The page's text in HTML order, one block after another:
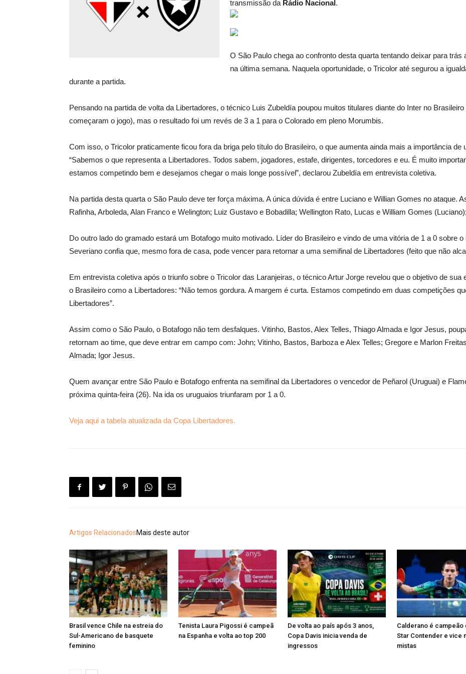
transmissão da Rádio Nacional.
O São Paulo chega ao confronto desta quarta tentando deixar para
na última semana. Naquela oportunidade, o Tricolor até segurou a
durante a partida.
Pensando na partida de volta da Libertadores, o técnico Luis Zubeldía poupou muitos titulares diante do Inter no
começaram o jogo), mas o resultado foi um revés de 3 a 1 para o Colorado em pleno Morumbis.
Com isso, o Tricolor praticamente ficou fora da briga pelo título do Brasileiro, o que aumenta ainda mais a importância
“Sabemos o que representa a Libertadores. Todos sabem, jogadores, estafe, dirigentes, torcedores e eu. É muito
estamos competindo bem e desejamos chegar o mais longe possível”, declarou Zubeldía em entrevista coletiva.
Na partida desta quarta o São Paulo deve ter força máxima. A única dúvida é entre Luciano e Willian Gomes no ataque.
Rafinha, Arboleda, Alan Franco e Welington; Luiz Gustavo e Bobadilla; Wellington Rato, Lucas e William Gomes
Do outro lado do gramado estará um Botafogo muito motivado. Líder do Brasileiro e vindo de uma vitória de 1 a 0 sobre
Severiano confia que, mesmo fora de casa, pode vencer para retornar a uma semifinal de Libertadores (feito que não
Em entrevista coletiva após o triunfo sobre o Tricolor das Laranjeiras, o técnico Artur Jorge revelou que o objetivo de
o Brasileiro como a Libertadores: “Não temos gordura. A margem é curta. Estamos competindo em duas competições
Libertadores”.
Assim como o São Paulo, o Botafogo não tem desfalques. Vitinho, Bastos, Alex Telles, Thiago Almada e Igor Jesus,
retornam ao time, que deve entrar em campo com: John; Vitinho, Bastos, Barboza e Alex Telles; Gregore e Marlon
Almada; Igor Jesus.
Quem avançar entre São Paulo e Botafogo enfrenta na semifinal da Libertadores o vencedor de Peñarol (Uruguai) e
próxima quinta-feira (26). Na ida os uruguaios triunfaram por 1 a 0.
Veja aqui a tabela atualizada da Copa Libertadores.
Artigos RelacionadosMais deste autor
Brasil vence Chile na estreia do
Sul-Americano de basquete
feminino
Tenista Laura Pigossi é campeã
na Espanha e volta ao top 200
De volta ao país após 3 anos,
Copa Davis inicia venda de
ingressos
Calderano é campeão
Star Contender e vice
mistas